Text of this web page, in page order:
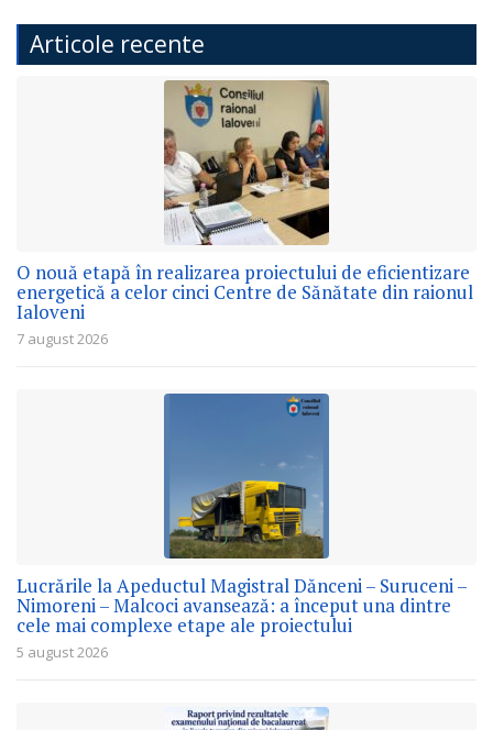
Articole recente
O nouă etapă în realizarea proiectului de eficientizare
energetică a celor cinci Centre de Sănătate din raionul
Ialoveni
7 august 2026
Lucrările la Apeductul Magistral Dănceni – Suruceni –
Nimoreni – Malcoci avansează: a început una dintre
cele mai complexe etape ale proiectului
5 august 2026